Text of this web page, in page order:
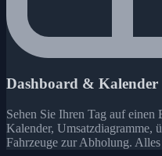
Dashboard & Kalender
Sehen Sie Ihren Tag auf
Kalender, Umsatzdiagramme,
Fahrzeuge zur Abholung.